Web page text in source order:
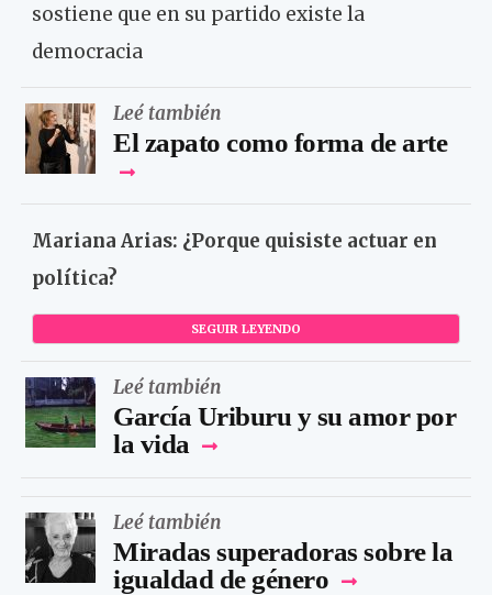
sostiene que en su partido existe la
democracia
Leé también
El zapato como forma de arte
Mariana Arias: ¿Porque quisiste actuar en
política?
SEGUIR LEYENDO
Leé también
García Uriburu y su amor por
la vida
Leé también
Miradas superadoras sobre la
igualdad de género